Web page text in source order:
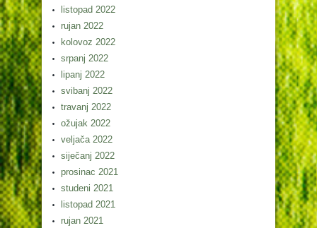
listopad 2022
rujan 2022
kolovoz 2022
srpanj 2022
lipanj 2022
svibanj 2022
travanj 2022
ožujak 2022
veljača 2022
siječanj 2022
prosinac 2021
studeni 2021
listopad 2021
rujan 2021